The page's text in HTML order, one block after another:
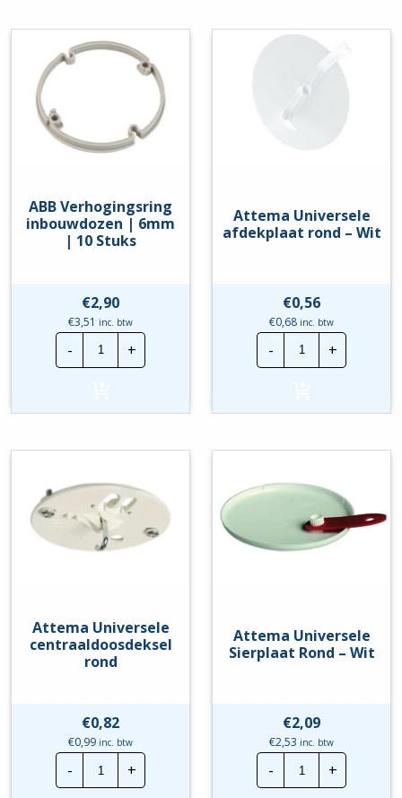
hoeveelheid
ABB Verhogingsring
inbouwdozen | 6mm
| 10 Stuks
€2,90
€3,51 inc. btw
-
ABB
Verhogingsring
inbouwdozen
|
hoeveelheid
+
Attema Universele
afdekplaat rond – Wit
€0,56
€0,68 inc. btw
-
Attema
Universele
afdekplaat
Wit
+
Attema Universele
centraaldoosdeksel
rond
€0,82
€0,99 inc. btw
-
Attema
Universele
centraaldoosdeksel
+
Attema Universele
Sierplaat Rond – Wit
€2,09
€2,53 inc. btw
-
Attema
Universele
Sierplaat
+